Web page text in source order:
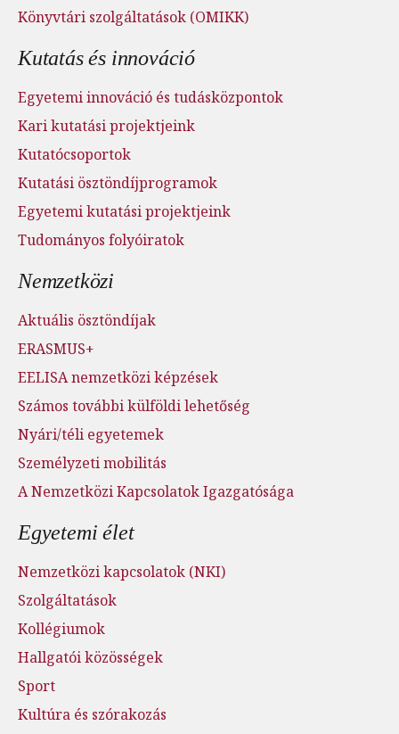
Könyvtári szolgáltatások (OMIKK)
Kutatás és innováció
Egyetemi innováció és tudásközpontok
Kari kutatási projektjeink
Kutatócsoportok
Kutatási ösztöndíjprogramok
Egyetemi kutatási projektjeink
Tudományos folyóiratok
Nemzetközi
Aktuális ösztöndíjak
ERASMUS+
EELISA nemzetközi képzések
Számos további külföldi lehetőség
Nyári/téli egyetemek
Személyzeti mobilitás
A Nemzetközi Kapcsolatok Igazgatósága
Egyetemi élet
Nemzetközi kapcsolatok (NKI)
Szolgáltatások
Kollégiumok
Hallgatói közösségek
Sport
Kultúra és szórakozás